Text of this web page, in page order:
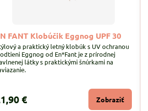
FANT Klobúčik Eggnog UPF 30
a praktický letný klobúk s UV ochranou
Eggnog od En*Fant je z prírodnej
látky s praktickými šnúrkami na
€ Zobraziť